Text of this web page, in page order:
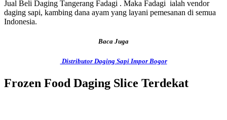
Jual Beli Daging Tangerang Fadagi . Maka Fadagi ialah vendor
daging sapi, kambing dana ayam yang layani pemesanan di semua
Indonesia.
Baca Juga
Distributor Daging Sapi Impor Bogor
Frozen Food Daging Slice Terdekat